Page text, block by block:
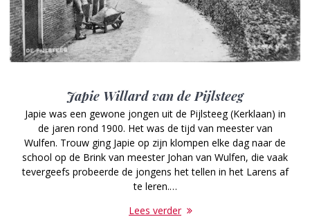
Japie Willard van de Pijlsteeg
Japie was een gewone jongen uit de Pijlsteeg (Kerklaan) in
de jaren rond 1900. Het was de tijd van meester van
Wulfen. Trouw ging Japie op zijn klompen elke dag naar de
school op de Brink van meester Johan van Wulfen, die vaak
tevergeefs probeerde de jongens het tellen in het Larens af
te leren.…
Lees verder